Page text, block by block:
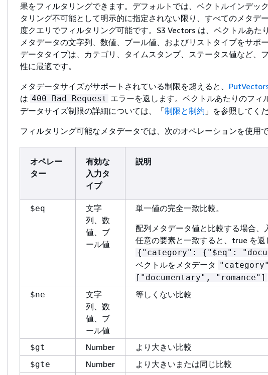
果をフィルタリングできます。デフォルトでは、ベクトルインデッ
タリング不可能として明示的に指定されない限り、すべてのメタデ
度クエリでフィルタリング可能です。S3 Vectors は、ベクトルあた
メタデータの文字列、数値、ブール値、およびリストタイプをサポ
データタイプは、カテゴリ、タイムスタンプ、ステータス値など、
性に最適です。
メタデータサイズがサポートされている制限を超えると、
は 400 Bad Request エラーを返します。ベクトルあたりのフィ
データサイズ制限の詳細については、「制限と制約 」を参照してく
フィルタリング可能なメタデータでは、次のオペレーションを使用で
オペレー
ター
有効な
入力タ
イプ
説明
$eq
文字
列、数
値、ブ
ール値
単一値の完全一致比較。
配列メタデータ値と比較する場合、
任意の要素と一致すると、true を返
{ "category": { "$eq":
ベクトルをメタデータ
["documentary", "romance"]
$ne
文字
列、数
値、ブ
ール値
等しくない比較
$gt Number より大きい比較
$gte Number より大きいまたは同じ比較